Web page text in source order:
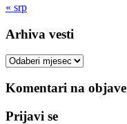
« srp
Arhiva vesti
Arhiva
Komentari na objave
Prijavi se